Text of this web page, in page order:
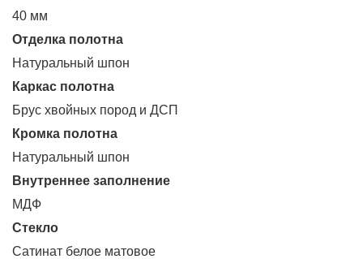
40 мм
Отделка полотна
Натуральный шпон
Каркас полотна
Брус хвойных пород и ДСП
Кромка полотна
Натуральный шпон
Внутреннее заполнение
МДФ
Стекло
Сатинат белое матовое